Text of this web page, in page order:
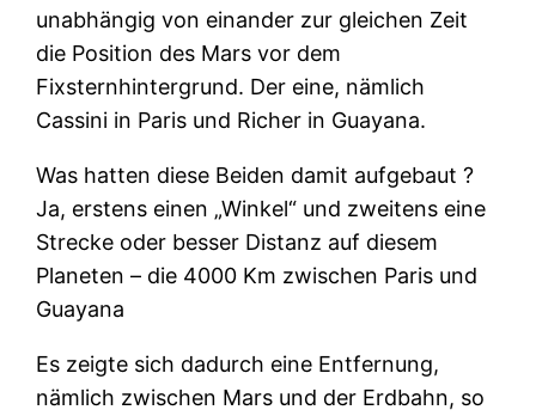
unabhängig von einander zur gleichen Zeit
die Position des Mars vor dem
Fixsternhintergrund. Der eine, nämlich
Cassini in Paris und Richer in Guayana.
Was hatten diese Beiden damit aufgebaut ?
Ja, erstens einen „Winkel“ und zweitens eine
Strecke oder besser Distanz auf diesem
Planeten – die 4000 Km zwischen Paris und
Guayana
Es zeigte sich dadurch eine Entfernung,
nämlich zwischen Mars und der Erdbahn, so